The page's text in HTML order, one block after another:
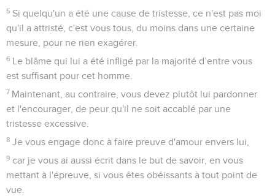
5 Si quelqu'un a été une cause de tristesse, ce n'est pas moi
qu'il a attristé, c'est vous tous, du moins dans une certaine
mesure, pour ne rien exagérer.
6 Le blâme qui lui a été infligé par la majorité d’entre vous
est suffisant pour cet homme.
7 Maintenant, au contraire, vous devez plutôt lui pardonner
et l'encourager, de peur qu'il ne soit accablé par une
tristesse excessive.
8 Je vous engage donc à faire preuve d'amour envers lui,
9 car je vous ai aussi écrit dans le but de savoir, en vous
mettant à l'épreuve, si vous êtes obéissants à tout point de
vue.